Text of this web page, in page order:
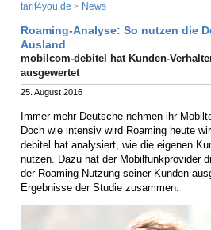
tarif4you.de > News
Roaming-Analyse: So nutzen die
Ausland
mobilcom-debitel hat Kunden-
ausgewertet
25. August 2016
Immer mehr Deutsche nehmen ihr
Doch wie intensiv wird Roaming heute
debitel hat analysiert, wie die eigenen
nutzen. Dazu hat der Mobilfunkprovider
der Roaming-Nutzung seiner Kunden
Ergebnisse der Studie zusammen.